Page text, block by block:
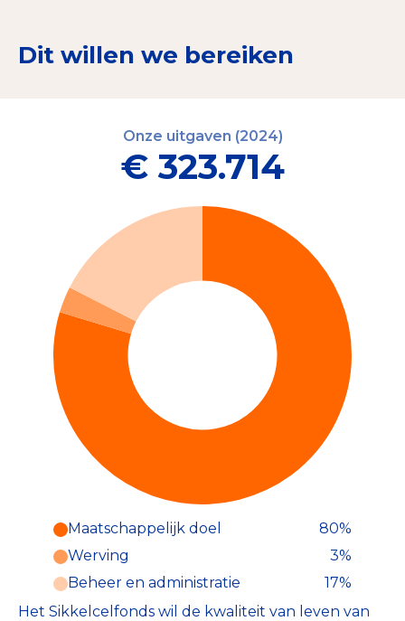
Dit willen we bereiken
Onze uitgaven (2024)
€ 323.714
Maatschappelijk doel
80%
Werving
3%
Beheer en administratie
17%
Het Sikkelcelfonds wil de kwaliteit van leven van